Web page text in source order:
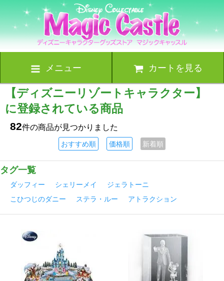
メニュー カートを見る
【ディズニーリゾートキャラクター】
に登録されている商品
82件の商品が見つかりました
おすすめ順 価格順 新着順
タグ一覧
ダッフィー シェリーメイ
ジェラトーニ
こひつじのダニー
ステラ・ルー アトラクション